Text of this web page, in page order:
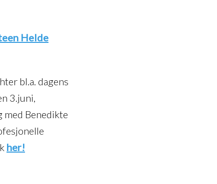
Helde
bl.a. dagens
3.juni,
Benedikte
her!